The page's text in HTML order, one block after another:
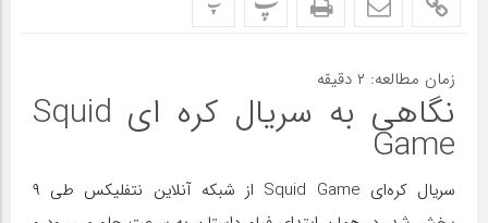
زمان مطالعه: ۲ دقیقه
نگاهی به سریال کره ای Squid
Game
سریال کره‌ای Squid Game از شبکه آنلاین نتفلیکس طی ۹